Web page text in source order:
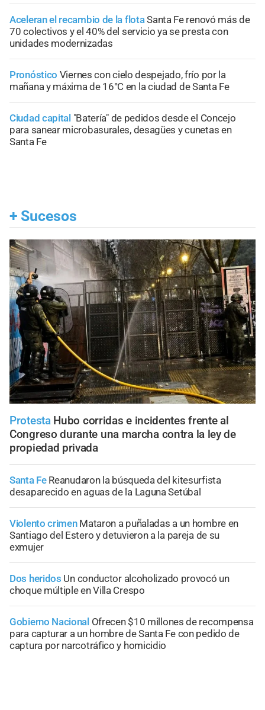
Aceleran el recambio de la flotaSanta Fe renovó más de
70 colectivos y el 40% del servicio ya se presta con
unidades modernizadas
Pronóstico Viernes con cielo despejado, frío por la
mañana y máxima de 16°C en la ciudad de Santa Fe
Ciudad capital "Batería" de pedidos desde el Concejo
para sanear microbasurales, desagües y cunetas en
Santa Fe
+ Sucesos
Protesta Hubo corridas e incidentes frente al
Congreso durante una marcha contra la ley de
propiedad privada
Santa Fe Reanudaron la búsqueda del kitesurfista
desaparecido en aguas de la Laguna Setúbal
Violento crimen Mataron a puñaladas a un hombre en
Santiago del Estero y detuvieron a la pareja de su
exmujer
Dos heridos Un conductor alcoholizado provocó un
choque múltiple en Villa Crespo
Gobierno Nacional Ofrecen $10 millones de recompensa
para capturar a un hombre de Santa Fe con pedido de
captura por narcotráfico y homicidio